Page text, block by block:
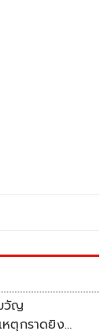
วัญ
หตุกราดยิง